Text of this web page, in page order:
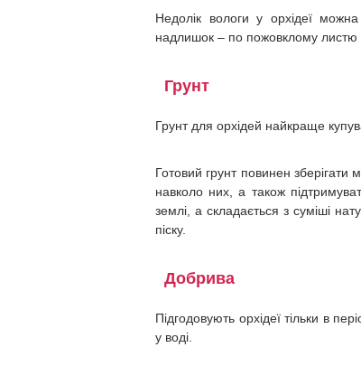
Недолік вологи у орхідеї
надлишок – по пожовклому листю
Грунт
Грунт для орхідей найкраще
Готовий грунт повинен зберігати
навколо них, а також
землі, а складається з суміші
піску.
Добрива
Підгодовують орхідеї тільки в
у воді.